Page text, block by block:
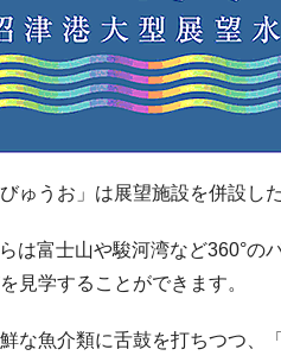
ゅうお」は展望施設を併設し
は富士山や駿河湾など360°
見学することができます。
な魚介類に舌鼓を打ちつつ、